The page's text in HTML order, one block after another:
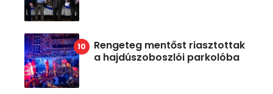
Rengeteg mentőst riasztottak
a hajdúszoboszlói parkolóba